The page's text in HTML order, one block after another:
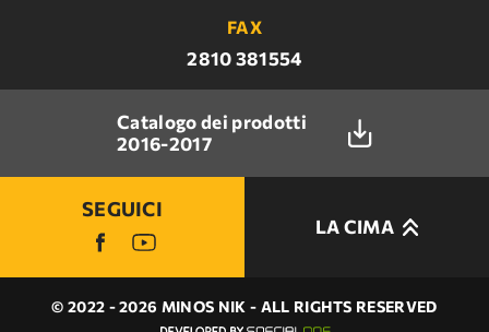
FAX
2810 381554
Catalogo dei prodotti
2016-2017
SEGUICI
LA CIMA
© 2022 - 2026 MINOS NIK - ALL RIGHTS RESERVED